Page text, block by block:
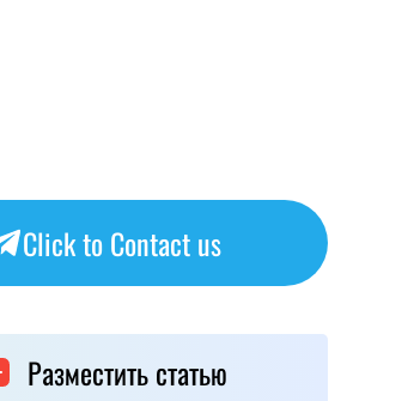
Click to Contact us
Разместить статью